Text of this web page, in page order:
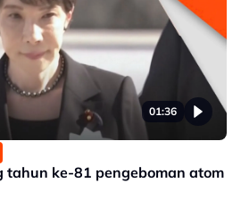
01:36
tahun ke-81 pengeboman atom